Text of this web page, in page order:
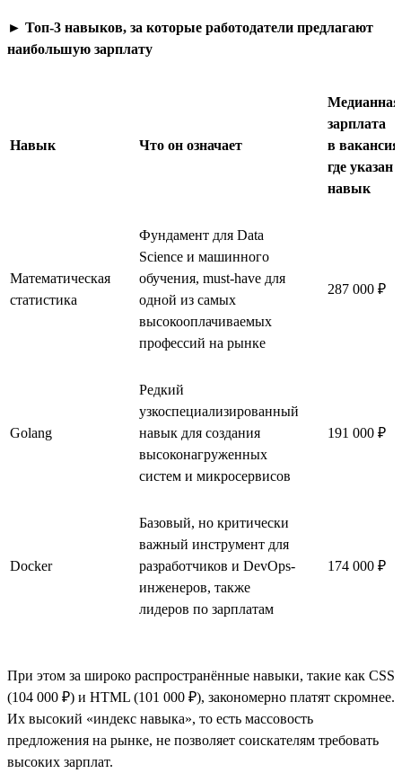
► Топ-3 навыков, за которые работодатели предлагают
наибольшую зарплату
Навык Что он означает
Медианная
зарплата
в
где указан
навык
Математическая
статистика
Фундамент для Data
Science и машинного
обучения, must-have для
одной из самых
высокооплачиваемых
профессий на рынке
287 000 ₽
Golang
Редкий
узкоспециализированный
навык для создания
высоконагруженных
систем и микросервисов
191 000 ₽
Docker
Базовый, но критически
важный инструмент для
разработчиков и DevOps-
инженеров, также
лидеров по зарплатам
174 000 ₽
При этом за широко распространённые навыки, такие как CSS
(104 000 ₽) и HTML (101 000 ₽), закономерно платят скромнее.
Их высокий «индекс навыка», то есть массовость
предложения на рынке, не позволяет соискателям требовать
высоких зарплат.